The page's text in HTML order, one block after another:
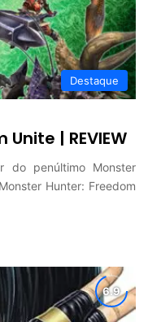
Destaque
| REVIEW
do penúltimo Monster
Hunter: Freedom